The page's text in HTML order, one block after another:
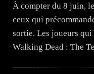
À compter du 8 juin,
ceux qui
sortie. Les joueurs
Walking Dead : The